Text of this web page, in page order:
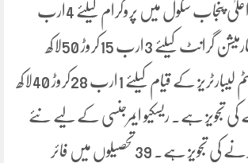
ارب روپے’ وزیراعلیٰ پنجاب سکول میں پروگرام کیلئے 4ارب
روپے’ سسٹم ٹرانسفارمیشن گرانٹ کیلئے 3ارب 15کروڑ 50لاکھ
روپے’ ملٹی پریز سسٹم لیبارٹریز کے قیام کیلئے 1ارب 28کروڑ 40لاکھ
تجویز ہے۔ ریسکیو ایمرجنسی کے لیے نئے
منصوبے شروع کرنے کی تجویز ہے۔ 39تحصیلوں میں فائر